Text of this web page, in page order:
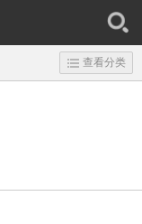
查看分类